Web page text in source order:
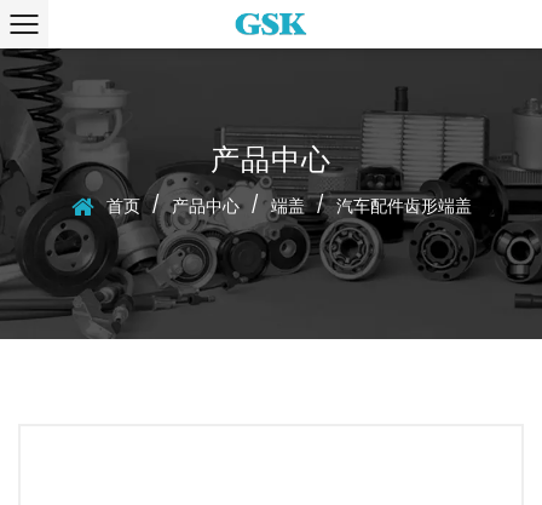
产品中心
首页 / 产品中心 / 端盖 / 汽车配件齿形端盖